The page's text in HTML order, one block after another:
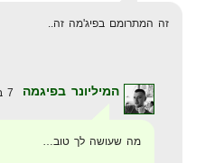
זה המתרומם בפיג'מה זה..
המיליונר בפיגמה
מה שעושה לך טוב…